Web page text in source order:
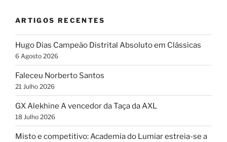
ARTIGOS RECENTES
Hugo Dias Campeão Distrital Absoluto em Clássicas
6 Agosto 2026
Faleceu Norberto Santos
21 Julho 2026
GX Alekhine A vencedor da Taça da AXL
18 Julho 2026
Misto e competitivo: Academia do Lumiar estreia-se a